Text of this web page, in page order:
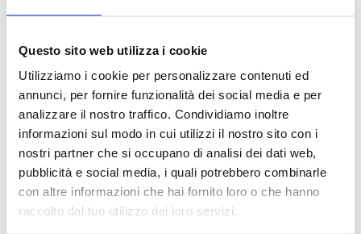
Questo sito web utilizza i cookie
Utilizziamo i cookie per personalizzare contenuti ed
annunci, per fornire funzionalità dei social media e per
analizzare il nostro traffico. Condividiamo inoltre
informazioni sul modo in cui utilizzi il nostro sito con i
nostri partner che si occupano di analisi dei dati web,
pubblicità e social media, i quali potrebbero combinarle
con altre informazioni che hai fornito loro o che hanno
raccolto dal tuo utilizzo dei loro servizi.
IL VIAGGIO CHE RIMANDATE DA
ANNI
E poi c’è quel sogno ricorrente da anni, che rimandate
sempre. Può essere questo il momento perfetto per
realizzarlo.